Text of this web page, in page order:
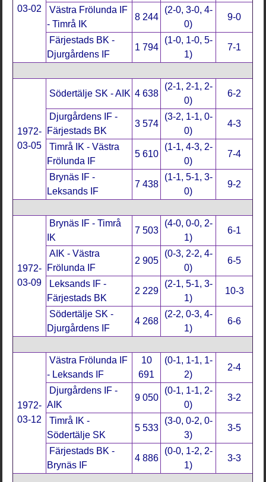
03-02
Västra Frölunda IF
- Timrå IK
8 244
(2-0, 3-0, 4-
0)
9-0
Färjestads BK -
Djurgårdens IF
1 794
(1-0, 1-0, 5-
1)
7-1
1972-
03-05
Södertälje SK - AIK 4 638
(2-1, 2-1, 2-
0)
6-2
Djurgårdens IF -
Färjestads BK
3 574
(3-2, 1-1, 0-
0)
4-3
Timrå IK - Västra
Frölunda IF
5 610
(1-1, 4-3, 2-
0)
7-4
Brynäs IF -
Leksands IF
7 438
(1-1, 5-1, 3-
0)
9-2
1972-
03-09
Brynäs IF - Timrå
IK
7 503
(4-0, 0-0, 2-
1)
6-1
AIK - Västra
Frölunda IF
2 905
(0-3, 2-2, 4-
0)
6-5
Leksands IF -
Färjestads BK
2 229
(2-1, 5-1, 3-
1)
10-3
Södertälje SK -
Djurgårdens IF
4 268
(2-2, 0-3, 4-
1)
6-6
1972-
03-12
Västra Frölunda IF
- Leksands IF
10
691
(0-1, 1-1, 1-
2)
2-4
Djurgårdens IF -
AIK
9 050
(0-1, 1-1, 2-
0)
3-2
Timrå IK -
Södertälje SK
5 533
(3-0, 0-2, 0-
3)
3-5
Färjestads BK -
Brynäs IF
4 886
(0-0, 1-2, 2-
1)
3-3